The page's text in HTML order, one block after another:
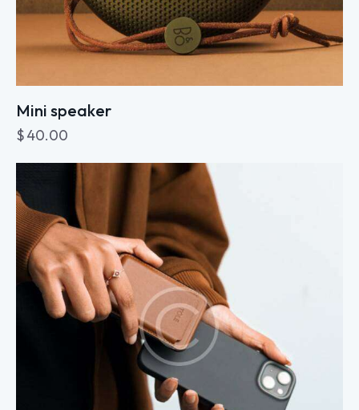
Mini speaker
$40.00